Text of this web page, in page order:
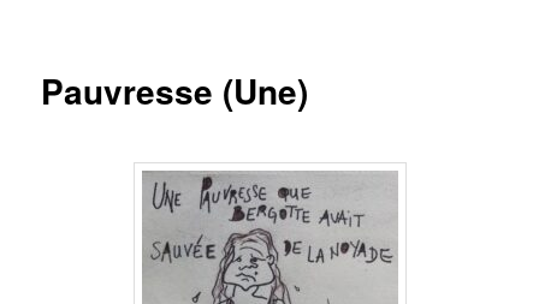
Pauvresse (Une)